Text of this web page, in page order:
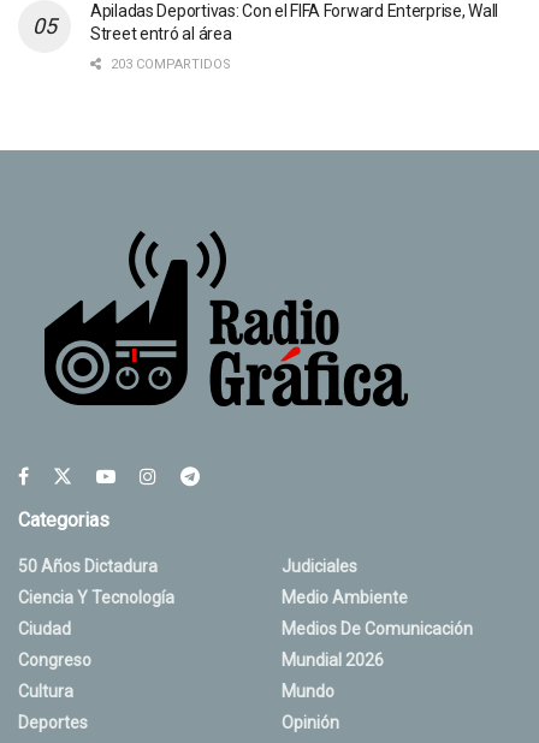
Apiladas Deportivas: Con el FIFA Forward Enterprise, Wall
Street entró al área
203 COMPARTIDOS
Categorias
50 Años Dictadura
Ciencia Y Tecnología
Ciudad
Congreso
Cultura
Deportes
Judiciales
Medio Ambiente
Medios De Comunicación
Mundial 2026
Mundo
Opinión